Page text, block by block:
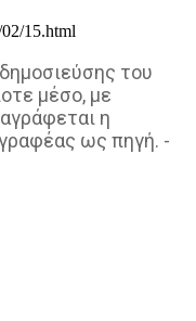
15.html
του
μέσο, με
η
ως πηγή. -